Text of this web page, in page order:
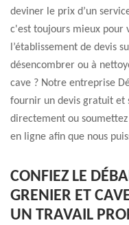
deviner le prix d’un
c'est toujours mieux pour
l’établissement de devis
désencombrer ou à
cave ? Notre entreprise
fournir un devis gratuit et
directement ou
en ligne afin que nous
CONFIEZ LE
GRENIER ET
UN TRAVAIL